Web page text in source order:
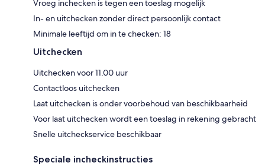
Vroeg inchecken is tegen een toeslag mogelijk
In- en uitchecken zonder direct persoonlijk contact
Minimale leeftijd om in te checken: 18
Uitchecken
Uitchecken voor 11.00 uur
Contactloos uitchecken
Laat uitchecken is onder voorbehoud van beschikbaarheid
Voor laat uitchecken wordt een toeslag in rekening gebracht
Snelle uitcheckservice beschikbaar
Speciale incheckinstructies